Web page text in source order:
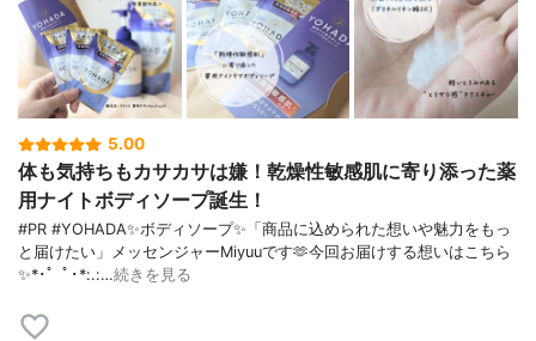
5.00
体も気持ちもカサカサは嫌！乾燥性敏感肌に寄り添った薬
用ナイトボディソープ誕生！
#PR #YOHADA✨ボディソープ✨「商品に込められた想いや魅力をもっ
と届けたい」メッセンジャーMiyuuです🫶今回お届けする想いはこちら
✨*･゜ﾟ･*:.:…続きを見る